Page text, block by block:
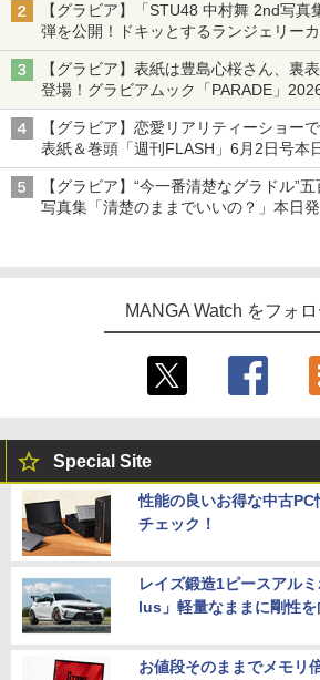
【グラビア】「STU48 中村舞 2nd写
弾を公開！ドキッとするランジェリー
【グラビア】表紙は豊島心桜さん、裏
登場！グラビアムック「PARADE」
【グラビア】恋愛リアリティーショー
表紙＆巻頭「週刊FLASH」6月2日号本
【グラビア】“今一番清楚なグラドル”
写真集「清楚のままでいいの？」本日
MANGA Watch をフォ
Special Site
性能の良いお得な中古
チェック！
レイズ鍛造1ピースアル
lus」軽量なままに剛性を
お値段そのままでメモリ